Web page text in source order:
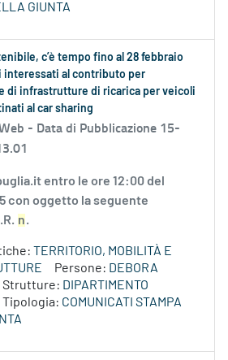
GIUNTA
c’è tempo fino al 28 febbraio
interessati al contributo per
di infrastrutture di ricarica per veicoli
al car sharing
- Data di Pubblicazione 15-
entro le ore 12:00 del
con oggetto la seguente
n.
TERRITORIO, MOBILITÀ E
Persone: DEBORA
Strutture: DIPARTIMENTO
Tipologia: COMUNICATI STAMPA